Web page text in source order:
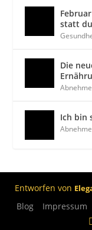
statt
Die
Ich bin
Entworfen von
Blog Impressum